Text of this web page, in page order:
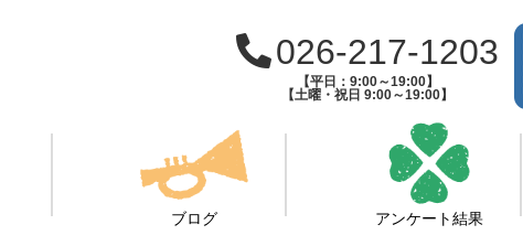
026-217-1203
【平日：9:00～19:00】
【土曜・祝日 9:00～19:00】
ブログ アンケート結果